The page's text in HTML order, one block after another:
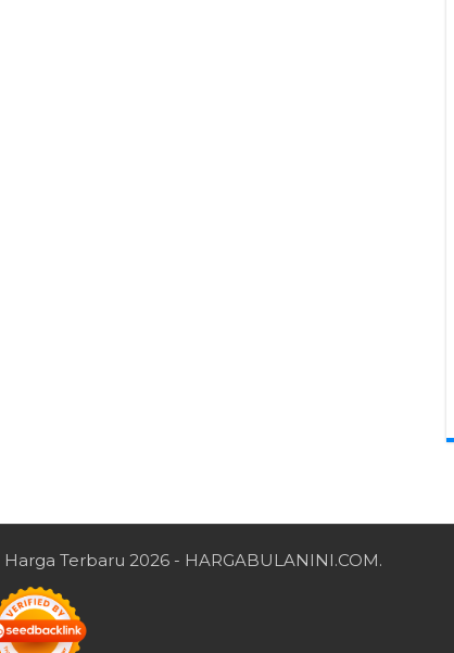
Harga Terbaru 2026 - HARGABULANINI.COM.